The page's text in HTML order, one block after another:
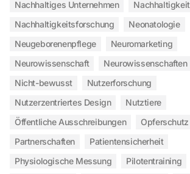
Nachhaltiges Unternehmen
Nachhaltigkeit
Nachhaltigkeitsforschung
Neonatologie
Neugeborenenpflege
Neuromarketing
Neurowissenschaft
Neurowissenschaften
Nicht-bewusst
Nutzerforschung
Nutzerzentriertes Design
Nutztiere
Öffentliche Ausschreibungen
Opferschutz
Partnerschaften
Patientensicherheit
Physiologische Messung
Pilotentraining